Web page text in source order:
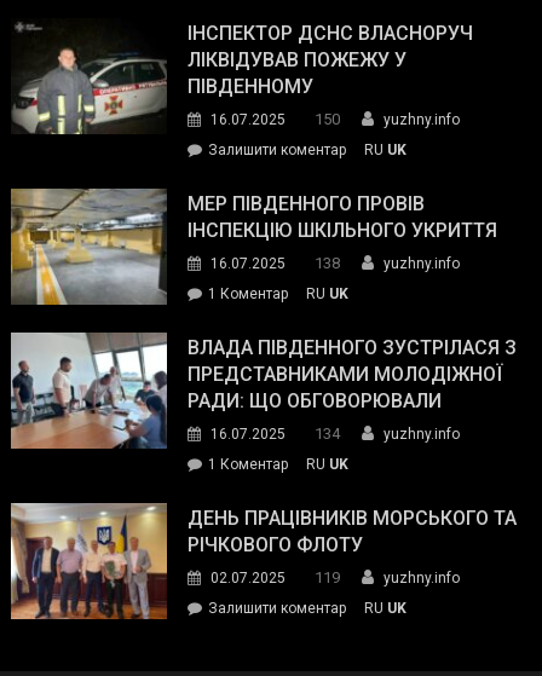
провів
нараду
силових
та
органів:
«Наш
спільний
окупанти.
Маємо
діяти
команда
ІНСПЕКТОР ДСНС ВЛАСНОРУЧ
ЛІКВІДУВАВ ПОЖЕЖУ У
ПІВДЕННОМУ
16.07.2025 150
yuzhny.info
Залишити коментарon
ДСНС
власноруч
пожежу
у
RU UK
МЕР ПІВДЕННОГО ПРОВІВ
ІНСПЕКЦІЮ ШКІЛЬНОГО УКРИТТЯ
16.07.2025 138
yuzhny.info
1 Коментардо
Південного
провів
інспекцію
укриття
RU UK
ВЛАДА ПІВДЕННОГО ЗУСТРІЛАСЯ З
ПРЕДСТАВНИКАМИ МОЛОДІЖНОЇ
РАДИ: ЩО ОБГОВОРЮВАЛИ
16.07.2025 134
yuzhny.info
1 Коментардо
Південного
зустрілася
представниками
молодіжної
RU UK
ДЕНЬ ПРАЦІВНИКІВ МОРСЬКОГО ТА
РІЧКОВОГО ФЛОТУ
02.07.2025 119
yuzhny.info
Залишити коментарon
RU UK